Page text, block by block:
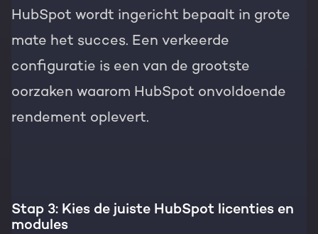
HubSpot wordt ingericht bepaalt in grote
mate het succes. Een verkeerde
configuratie is een van de grootste
oorzaken waarom HubSpot onvoldoende
rendement oplevert.
Stap 3: Kies de juiste HubSpot licenties en
modules